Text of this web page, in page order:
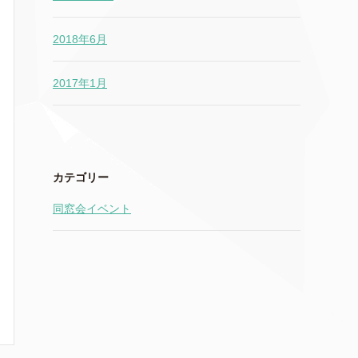
2018年6月
2017年1月
カテゴリー
同窓会イベント